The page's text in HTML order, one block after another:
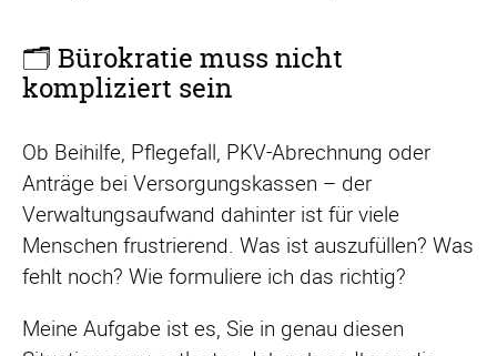
🗂️ Bürokratie muss nicht
kompliziert sein
Ob Beihilfe, Pflegefall, PKV-Abrechnung oder
Anträge bei Versorgungskassen – der
Verwaltungsaufwand dahinter ist für viele
Menschen frustrierend. Was ist auszufüllen? Was
fehlt noch? Wie formuliere ich das richtig?
Meine Aufgabe ist es, Sie in genau diesen